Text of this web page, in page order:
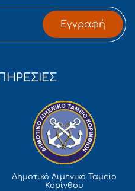
Εγγραφή
Δημοτικό Λιμενικό Ταμείο
Κορίνθου